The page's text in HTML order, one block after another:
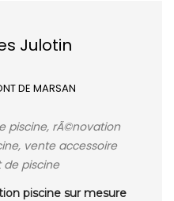
Julotin
DE MARSAN
piscine, rÃ©novation
vente accessoire
de piscine
piscine sur mesure